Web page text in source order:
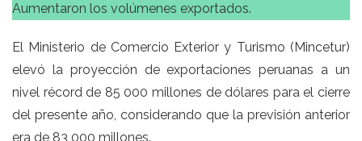
Aumentaron los volúmenes exportados.
El Ministerio de Comercio Exterior y Turismo (Mincetur)
elevó la proyección de exportaciones peruanas a un
nivel récord de 85 000 millones de dólares para el cierre
del presente año, considerando que la previsión anterior
era de 83 000 millones.